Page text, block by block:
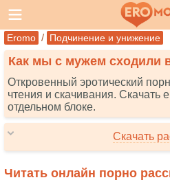
Eromo / Подчинение и унижение
Как мы с мужем сходили
Откровенный эротический
чтения и скачивания. Скачать
отдельном блоке.
Скачать
Читать онлайн порно